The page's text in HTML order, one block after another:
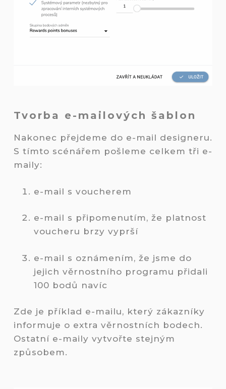
Tvorba e-mailových šablon
Nakonec přejdeme do e-mail designeru.
S tímto scénářem pošleme celkem tři e-
maily:
e-mail s voucherem
e-mail s připomenutím, že platnost
voucheru brzy vyprší
e-mail s oznámením, že jsme do
jejich věrnostního programu přidali
100 bodů navíc
Zde je příklad e-mailu, který zákazníky
informuje o extra věrnostních bodech.
Ostatní e-maily vytvořte stejným
způsobem.